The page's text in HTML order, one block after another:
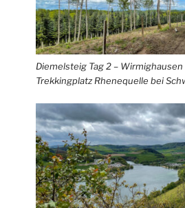
Diemelsteig Tag 2 – Wirmighausen
Trekkingplatz Rhenequelle bei